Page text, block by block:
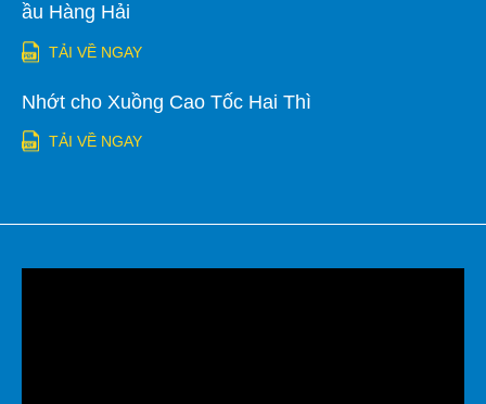
ầu Hàng Hải
TẢI VỀ NGAY
Nhớt cho Xuồng Cao Tốc Hai Thì
TẢI VỀ NGAY